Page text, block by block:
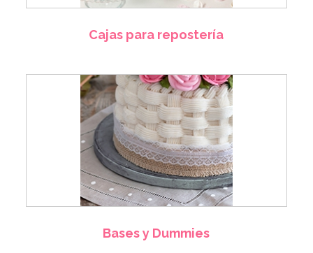
Cajas para repostería
Bases y Dummies